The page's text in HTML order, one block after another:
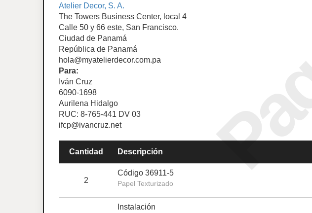
Atelier Decor, S. A.
The Towers Business Center, local 4
Calle 50 y 66 este, San Francisco.
Ciudad de Panamá
República de Panamá
hola@myatelierdecor.com.pa
Para:
Iván Cruz
6090-1698
Aurilena Hidalgo
RUC: 8-765-441 DV 03
ifcp@ivancruz.net
Cantidad Descripción
2
Código 36911-5
Papel Texturizado
Instalación